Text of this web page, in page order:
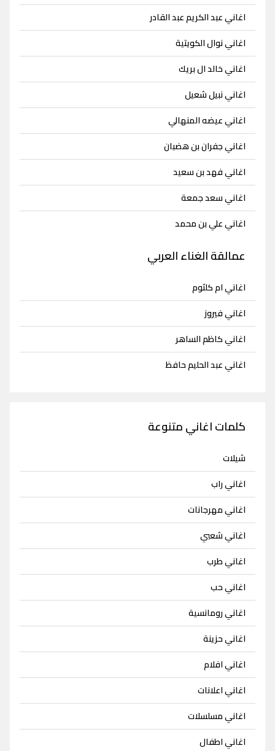
اغاني عبد الكريم عبد القادر
اغاني نوال الكويتية
اغاني خالد ال بريك
اغاني نبيل شعيل
اغاني عيضه المنهالي
اغاني جفران بن هضبان
اغاني فهد بن سعيد
اغاني سعد جمعة
اغاني علي بن محمد
عمالقة الغناء العربي
اغاني ام كلثوم
اغاني فيروز
اغاني كاظم الساهر
اغاني عبد الحليم حافظ
كلمات اغاني متنوعة
شيلات
اغاني راب
اغاني مهرجانات
اغاني شعبي
اغاني طرب
اغاني حب
اغاني رومانسية
اغاني حزينة
اغاني افلام
اغاني اعلانات
اغاني مسلسلات
اغاني اطفال